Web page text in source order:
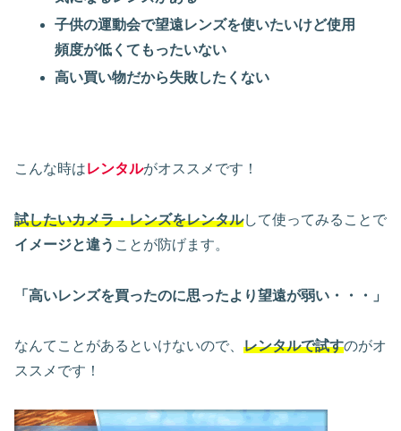
子供の運動会で望遠レンズを使いたいけど使用
頻度が低くてもったいない
高い買い物だから失敗したくない
こんな時はレンタルがオススメです！
試したいカメラ・レンズをレンタルして使ってみることで
イメージと違う ことが防げます。
「高いレンズを買ったのに思ったより望遠が弱い・・・」
なんてことがあるといけないので、 レンタルで試すのがオ
ススメです！